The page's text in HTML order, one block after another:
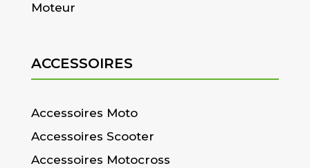
Moteur
ACCESSOIRES
Accessoires Moto
Accessoires Scooter
Accessoires Motocross